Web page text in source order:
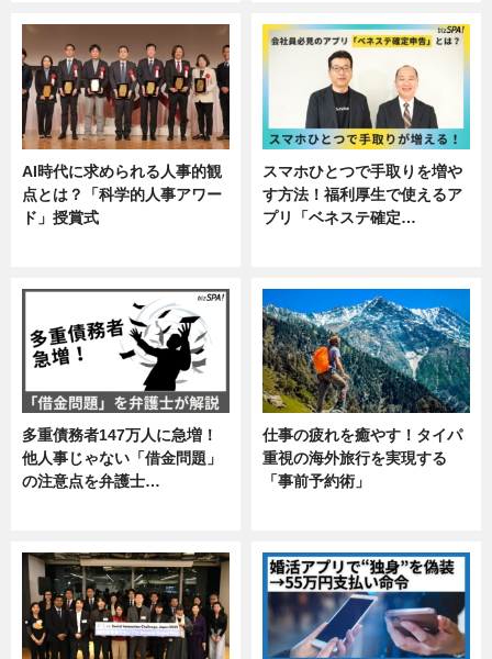
AI時代に求められる人事的観
点とは？「科学的人事アワー
ド」授賞式
スマホひとつで手取りを増や
す方法！福利厚生で使えるア
プリ「ベネステ確定…
多重債務者147万人に急増！
他人事じゃない「借金問題」
の注意点を弁護士…
仕事の疲れを癒やす！タイパ
重視の海外旅行を実現する
「事前予約術」